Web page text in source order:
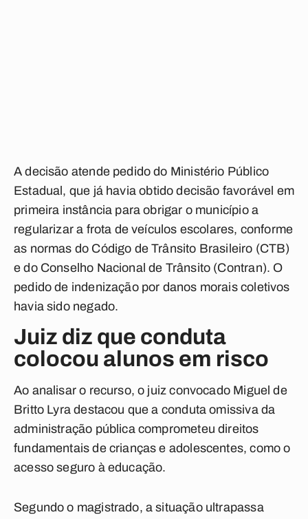
A decisão atende pedido do Ministério Público
Estadual, que já havia obtido decisão favorável em
primeira instância para obrigar o município a
regularizar a frota de veículos escolares, conforme
as normas do Código de Trânsito Brasileiro (CTB)
e do Conselho Nacional de Trânsito (Contran). O
pedido de indenização por danos morais coletivos
havia sido negado.
Juiz diz que conduta
colocou alunos em risco
Ao analisar o recurso, o juiz convocado Miguel de
Britto Lyra destacou que a conduta omissiva da
administração pública comprometeu direitos
fundamentais de crianças e adolescentes, como o
acesso seguro à educação.
Segundo o magistrado, a situação ultrapassa